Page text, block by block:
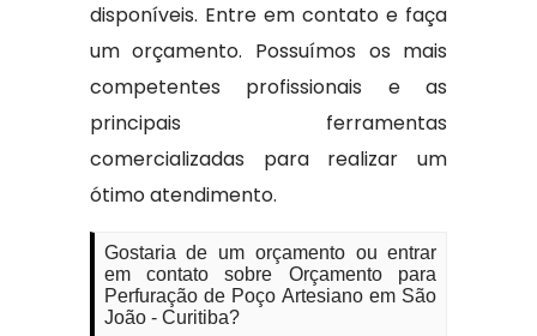
disponíveis. Entre em contato e faça
um orçamento. Possuímos os mais
competentes profissionais e as
principais ferramentas
comercializadas para realizar um
ótimo atendimento.
Gostaria de um orçamento ou entrar
em contato sobre Orçamento para
Perfuração de Poço Artesiano em São
João - Curitiba?